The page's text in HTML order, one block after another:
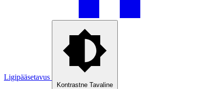
Ligipääsetavus
Kontrastne Tavaline